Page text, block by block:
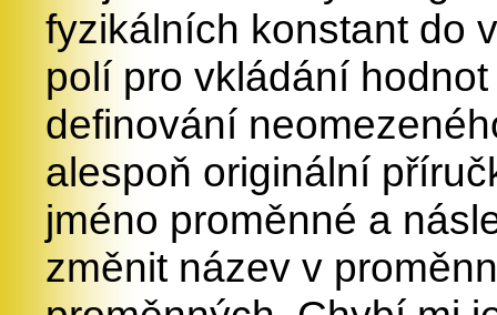
fyzikálních konstant do
polí pro vkládání
definování
alespoň originální
jméno proměnné a
změnit název v